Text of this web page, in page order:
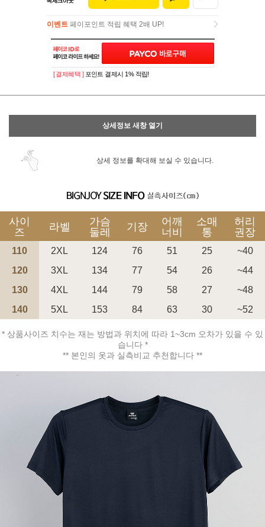
이벤트 페이포인트 적립 혜택 2배 UP!
이벤트페이포인트 적립 혜택 2배 UP!
페이코 ID로 페
PAYCO 바로구매
[ 결제혜택 ] 포인트 결제시 1% 적립!
상세정보 새창 열기
상세 정보를 확대해 보실 수 있습니다.
사이
즈
라벨
가슴
둘레
기장
어깨
너비
소매
통
허리
권장
110 2XL 124 76 51 25
~40
120
3XL 134 77 54 26
~44
130
4XL 144 79 58 27
~48
140
5XL 153 84 63 30 ~52
* 상품사이즈 치수는 재는 방법과 위치에 따라 1~3cm 오차가 있을 수 있
습니다 *
** 본인의 옷과 실측비교 추천합니다 **